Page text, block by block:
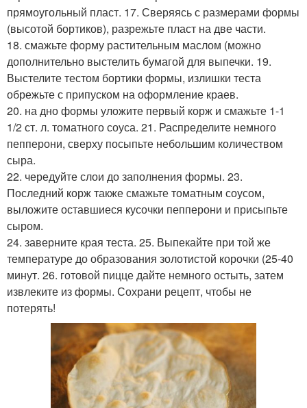
прямоугольный пласт. 17. Сверяясь с размерами формы
(высотой бортиков), разрежьте пласт на две части.
18. смажьте форму растительным маслом (можно
дополнительно выстелить бумагой для выпечки. 19.
Выстелите тестом бортики формы, излишки теста
обрежьте с припуском на оформление краев.
20. на дно формы уложите первый корж и смажьте 1-1
1/2 ст. л. томатного соуса. 21. Распределите немного
пепперони, сверху посыпьте небольшим количеством
сыра.
22. чередуйте слои до заполнения формы. 23.
Последний корж также смажьте томатным соусом,
выложите оставшиеся кусочки пепперони и присыпьте
сыром.
24. заверните края теста. 25. Выпекайте при той же
температуре до образования золотистой корочки (25-40
минут. 26. готовой пицце дайте немного остыть, затем
извлеките из формы. Сохрани рецепт, чтобы не
потерять!